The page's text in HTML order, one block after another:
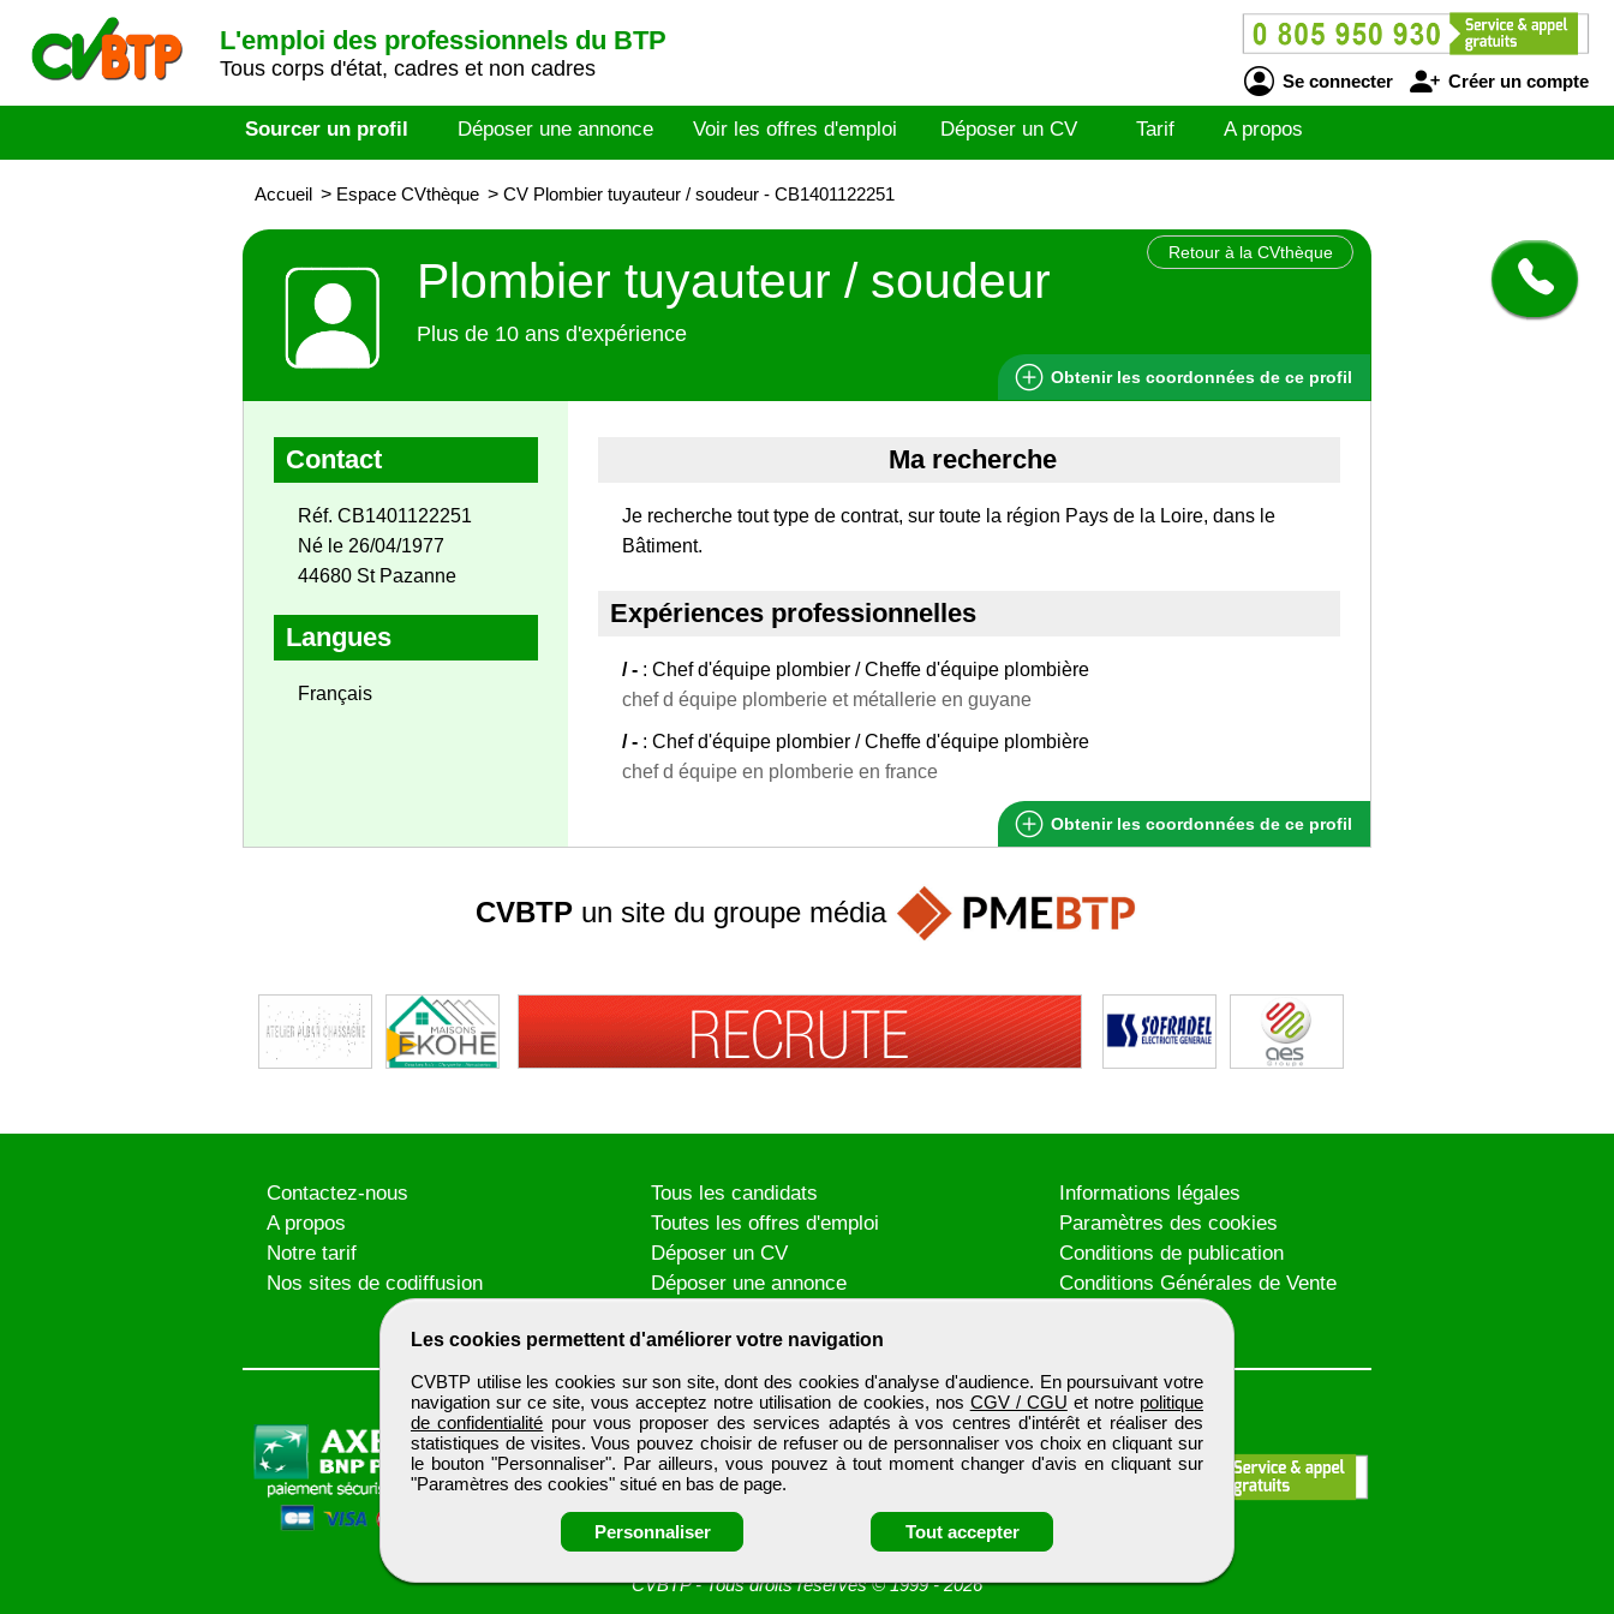
L'emploi des professionnels du BTP
Tous corps d'état, cadres et non cadres
Se connecter Créer un compte
Sourcer un profil Déposer une annonce Voir les offres d'emploi Déposer un CV Tarif A propos
Accueil > Espace CVthèque > CV Plombier tuyauteur / soudeur - CB1401122251
Retour à la CVthèque
Plombier tuyauteur / soudeur
Plus de 10 ans d'expérience
Obtenir les coordonnées de ce profil
Contact
Réf. CB1401122251
Né le 26/04/1977
44680 St Pazanne
Langues
Français
Ma recherche
Je recherche tout type de contrat, sur toute la région Pays de la Loire, dans le
Bâtiment.
Expériences professionnelles
/ - : Chef d'équipe plombier / Cheffe d'équipe plombière
chef d équipe plomberie et métallerie en guyane
/ - : Chef d'équipe plombier / Cheffe d'équipe plombière
chef d équipe en plomberie en france
Obtenir les coordonnées de ce profil
Les cookies permettent d'améliorer votre navigation
CVBTP utilise les cookies sur son site, dont des cookies d'analyse d'audience. En poursuivant votre
navigation sur ce site, vous acceptez notre utilisation de cookies, nos CGV / CGU et notre politique
de confidentialité pour vous proposer des services adaptés à vos centres d'intérêt et réaliser des
statistiques de visites. Vous pouvez choisir de refuser ou de personnaliser vos choix en cliquant sur
le bouton "Personnaliser". Par ailleurs, vous pouvez à tout moment changer d'avis en cliquant sur
"Paramètres des cookies" situé en bas de page.
Personnaliser Tout accepter
CVBTP un site du groupe média
Contactez-nous
A propos
Notre tarif
Nos sites de codiffusion
Tous les candidats
Toutes les offres d'emploi
Déposer un CV
Déposer une annonce
Informations légales
Paramètres des cookies
Conditions de publication
Conditions Générales de Vente
CVBTP -Tous droits réservés © 1999 - 2026